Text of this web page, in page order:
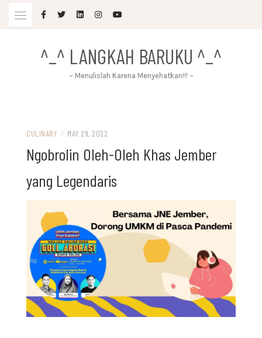
^_^ LANGKAH BARUKU ^_^
~ Menulislah Karena Menyehatkan!!! ~
CULINARY / MAY 29, 2022
Ngobrolin Oleh-Oleh Khas Jember
yang Legendaris